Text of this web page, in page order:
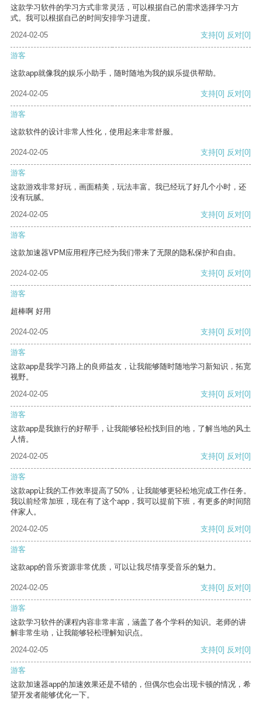
这款学习软件的学习方式非常灵活，可以根据自己的需求选择学习方
式。我可以根据自己的时间安排学习进度。
2024-02-05
支持[0] 反对[0]
游客
这款app就像我的娱乐小助手，随时随地为我的娱乐提供帮助。
2024-02-05 支持[0] 反对[0]
游客
这款软件的设计非常人性化，使用起来非常舒服。
2024-02-05 支持[0] 反对[0]
游客
这款游戏非常好玩，画面精美，玩法丰富。我已经玩了好几个小时，还
没有玩腻。
2024-02-05
支持[0] 反对[0]
游客
这款加速器VPM应用程序已经为我们带来了无限的隐私保护和自由。
2024-02-05 支持[0] 反对[0]
游客
超棒啊 好用
2024-02-05 支持[0] 反对[0]
游客
这款app是我学习路上的良师益友，让我能够随时随地学习新知识，拓宽
视野。
2024-02-05
支持[0] 反对[0]
游客
这款app是我旅行的好帮手，让我能够轻松找到目的地，了解当地的风土
人情。
2024-02-05
支持[0] 反对[0]
游客
这款app让我的工作效率提高了50%，让我能够更轻松地完成工作任务。
我以前经常加班，现在有了这个app，我可以提前下班，有更多的时间陪
伴家人。
2024-02-05
支持[0] 反对[0]
游客
这款app的音乐资源非常优质，可以让我尽情享受音乐的魅力。
2024-02-05 支持[0] 反对[0]
游客
这款学习软件的课程内容非常丰富，涵盖了各个学科的知识。老师的讲
解非常生动，让我能够轻松理解知识点。
2024-02-05
支持[0] 反对[0]
游客
这款加速器app的加速效果还是不错的，但偶尔也会出现卡顿的情况，希
望开发者能够优化一下。